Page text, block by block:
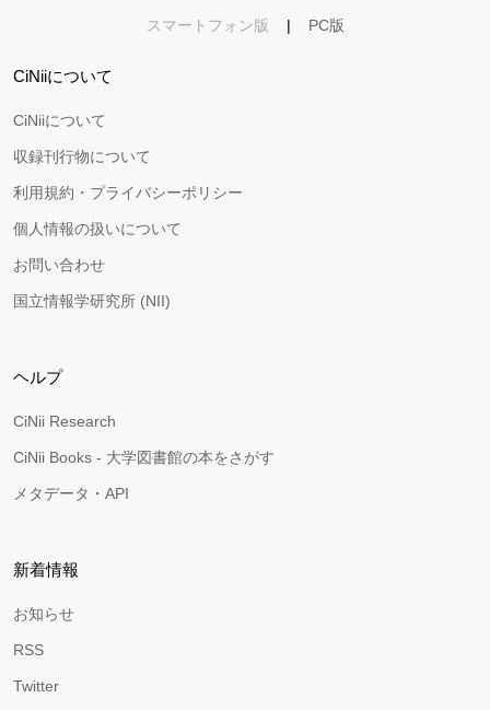
スマートフォン版 | PC版
CiNiiについて
CiNiiについて
収録刊行物について
利用規約・プライバシーポリシー
個人情報の扱いについて
お問い合わせ
国立情報学研究所 (NII)
ヘルプ
CiNii Research
CiNii Books - 大学図書館の本をさがす
メタデータ・API
新着情報
お知らせ
RSS
Twitter